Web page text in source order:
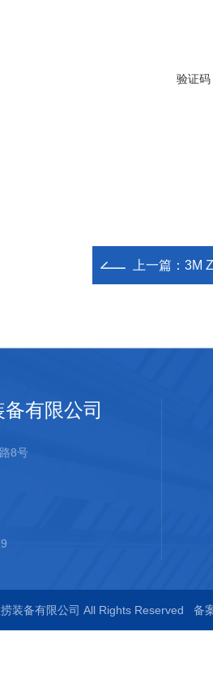
验证码
上一篇： 3M
有限公司
8号
装备有限公司 All Rights Reserved 备